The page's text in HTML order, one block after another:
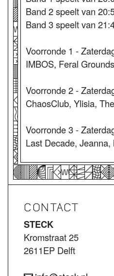
Band 2 speelt van
Band 3 speelt van
Voorronde 1 -
IMBOS, Feral
Voorronde 2 -
ChaosClub, Ylisia,
Voorronde 3 -
Last Decade,
CONTACT
STECK
Kromstraat 25
2611EP Delft